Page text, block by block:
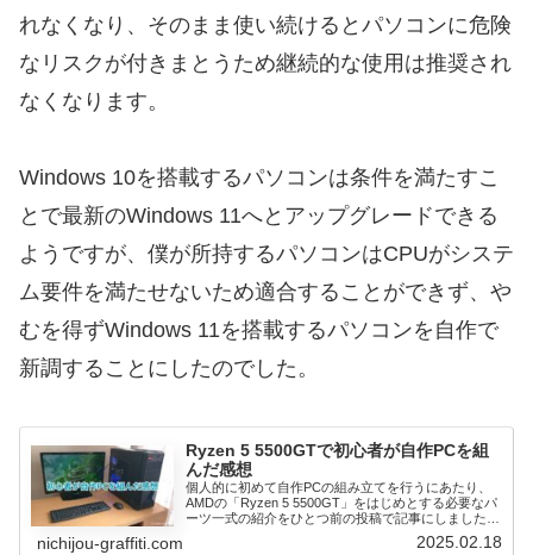
れなくなり、そのまま使い続けるとパソコンに危険
なリスクが付きまとうため継続的な使用は推奨され
なくなります。
Windows 10を搭載するパソコンは条件を満たすこ
とで最新のWindows 11へとアップグレードできる
ようですが、僕が所持するパソコンはCPUがシステ
ム要件を満たせないため適合することができず、や
むを得ずWindows 11を搭載するパソコンを自作で
新調することにしたのでした。
Ryzen 5 5500GTで初心者が自作PCを組
んだ感想
個人的に初めて自作PCの組み立てを行うにあたり、
AMDの「Ryzen 5 5500GT」をはじめとする必要なパ
ーツ一式の紹介をひとつ前の投稿で記事にしました。
このタイミングでなぜ自作PCに挑戦したかという
nichijou-graffiti.com 2025.02.18